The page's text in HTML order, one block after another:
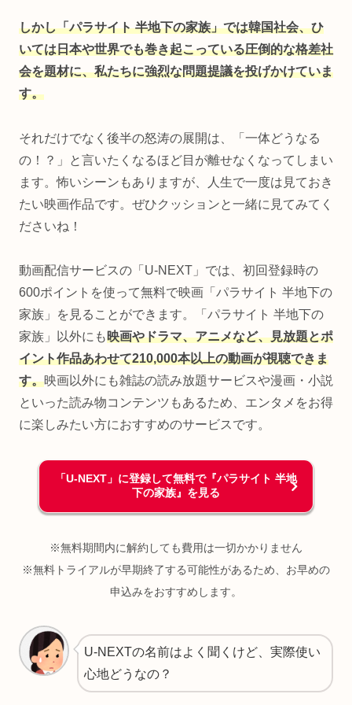
しかし「パラサイト 半地下の家族」では韓国社会、ひ
いては日本や世界でも巻き起こっている圧倒的な格差社
会を題材に、私たちに強烈な問題提議を投げかけていま
す。
それだけでなく後半の怒涛の展開は、「一体どうなる
の！？」と言いたくなるほど目が離せなくなってしまい
ます。怖いシーンもありますが、人生で一度は見ておき
たい映画作品です。ぜひクッションと一緒に見てみてく
ださいね！
動画配信サービスの「U-NEXT」では、初回登録時の
600ポイントを使って無料で映画「パラサイト 半地下の
家族」を見ることができます。「パラサイト 半地下の
家族」以外にも映画やドラマ、アニメなど、見放題とポ
イント作品あわせて210,000本以上の動画が視聴できま
す。映画以外にも雑誌の読み放題サービスや漫画・小説
といった読み物コンテンツもあるため、エンタメをお得
に楽しみたい方におすすめのサービスです。
「U-NEXT」に登録して無料で『パラサイト 半地
下の家族』を見る
※無料期間内に解約しても費用は一切かかりません
※無料トライアルが早期終了する可能性があるため、お早めの
申込みをおすすめします。
U-NEXTの名前はよく聞くけど、実際使い
心地どうなの？